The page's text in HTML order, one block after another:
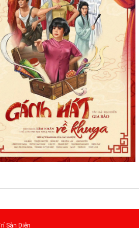
Sàn Diễn